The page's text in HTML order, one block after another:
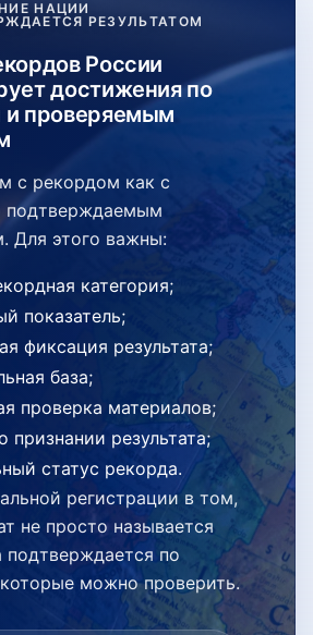
НАЦИИ
РЕЗУЛЬТАТОМ
России
достижения по
и проверяемым
с рекордом как с
подтверждаемым
Для этого важны:
категория;
показатель;
фиксация результата;
база;
проверка материалов;
признании результата;
статус рекорда.
регистрации в том,
не просто называется
подтверждается по
можно проверить.